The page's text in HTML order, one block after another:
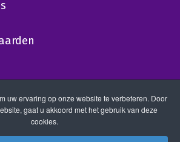
uw ervaring op onze website te verbeteren. Door
gaat u akkoord met het gebruik van deze
cookies.